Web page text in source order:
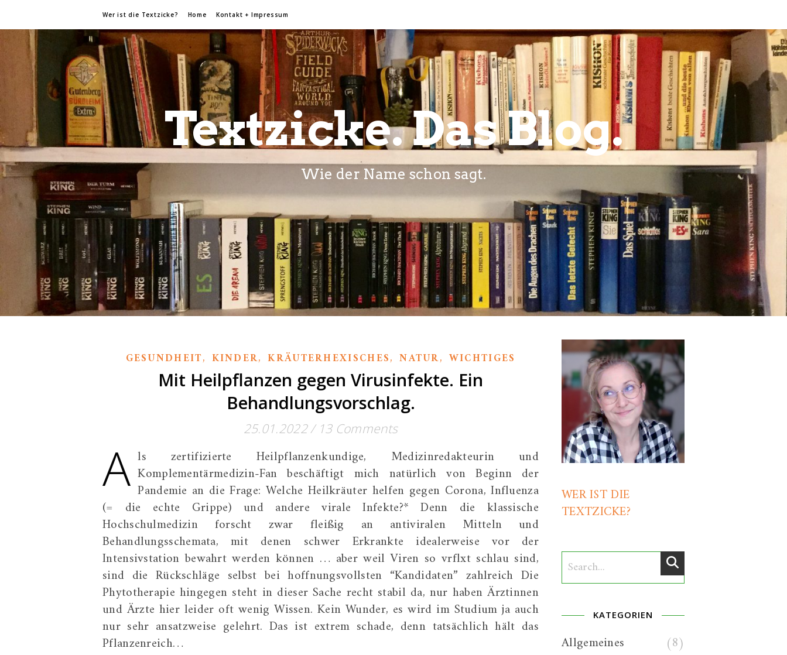
Wer ist die Textzicke? Home Kontakt + Impressum
Textzicke. Das Blog.
Wie der Name schon sagt.
GESUNDHEIT, KINDER,KRÄUTERHEXISCHES,NATUR, WICHTIGES
Mit Heilpflanzen gegen Virusinfekte. Ein
Behandlungsvorschlag.
25.01.2022/ 13 Comments
A ls zertifizierte Heilpflanzenkundige, Medizinredakteurin und
Komplementärmedizin-Fan beschäftigt mich natürlich von Beginn der
Pandemie an die Frage: Welche Heilkräuter helfen gegen Corona, Influenza
(= die echte Grippe) und andere virale Infekte?* Denn die klassische
Hochschulmedizin forscht zwar fleißig an antiviralen Mitteln und
Behandlungsschemata, mit denen schwer Erkrankte idealerweise vor der
Intensivstation bewahrt werden können … aber weil Viren so vrflxt schlau sind,
sind die Rückschläge selbst bei hoffnungsvollsten “Kandidaten” zahlreich Die
Phytotherapie hingegen steht in dieser Sache recht stabil da, nur haben Ärztinnen
und Ärzte hier leider oft wenig Wissen. Kein Wunder, es wird im Studium ja auch
nur sehr ansatzweise gelehrt. Das ist extrem schade, denn tatsächlich hält das
Pflanzenreich…
WER IST DIE
TEXTZICKE?
KATEGORIEN
Allgemeines
(8)